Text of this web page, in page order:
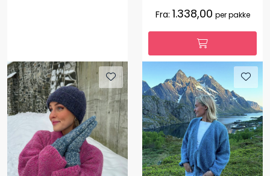
Fra: 1.338,00 per pakke